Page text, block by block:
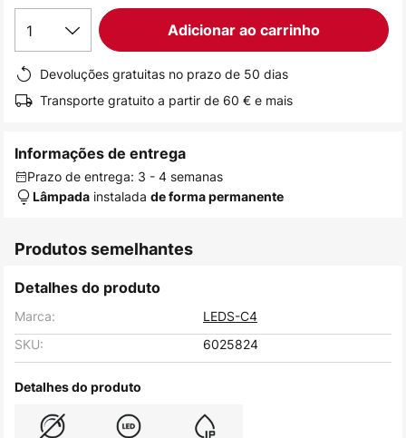
1 Adicionar ao carrinho
Devoluções gratuitas no prazo de 50 dias
Transporte gratuito a partir de 60 € e mais
Informações de entrega
Prazo de entrega: 3 - 4 semanas
Lâmpada instalada de forma permanente
Produtos semelhantes
Detalhes do produto
Marca:
LEDS-C4
SKU:
6025824
Detalhes do produto